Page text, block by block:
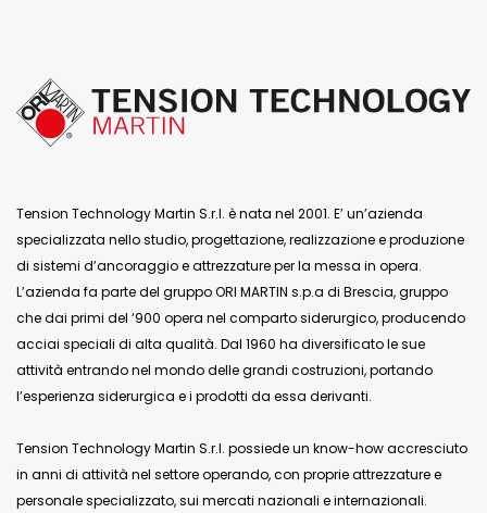
Tension Technology Martin S.r.l. è nata nel 2001. E’ un’azienda
specializzata nello studio, progettazione, realizzazione e produzione
di sistemi d’ancoraggio e attrezzature per la messa in opera.
L’azienda fa parte del gruppo ORI MARTIN s.p.a di Brescia, gruppo
che dai primi del ‘900 opera nel comparto siderurgico, producendo
acciai speciali di alta qualità. Dal 1960 ha diversificato le sue
attività entrando nel mondo delle grandi costruzioni, portando
l’esperienza siderurgica e i prodotti da essa derivanti.
Tension Technology Martin S.r.l. possiede un know-how accresciuto
in anni di attività nel settore operando, con proprie attrezzature e
personale specializzato, sui mercati nazionali e internazionali.